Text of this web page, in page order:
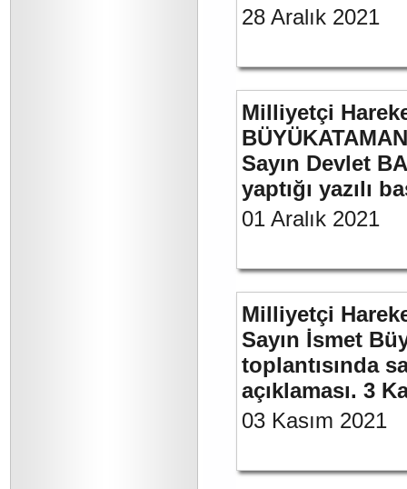
28 Aralık 2021
Milliyetçi
Sayın Devlet
yaptığı yazılı
01 Aralık 2021
Milliyetçi
Sayın İsmet
toplantısında
açıklaması. 3
03 Kasım 2021